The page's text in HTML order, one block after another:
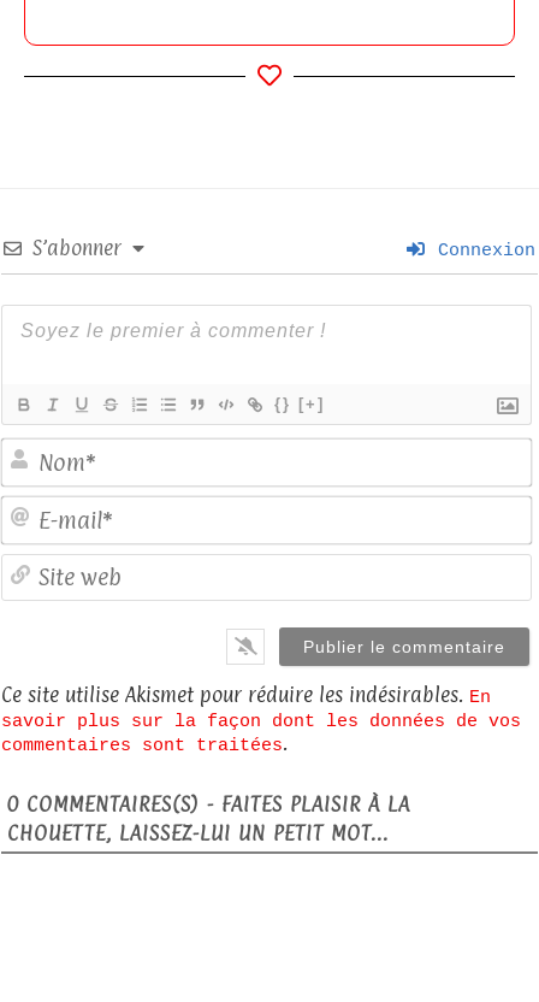
S’abonner Connexion
{} [+]
Ce site utilise Akismet pour réduire les indésirables. En
savoir plus sur la façon dont les données de vos
commentaires sont traitées.
0 COMMENTAIRES(S) - FAITES PLAISIR À LA
CHOUETTE, LAISSEZ-LUI UN PETIT MOT...